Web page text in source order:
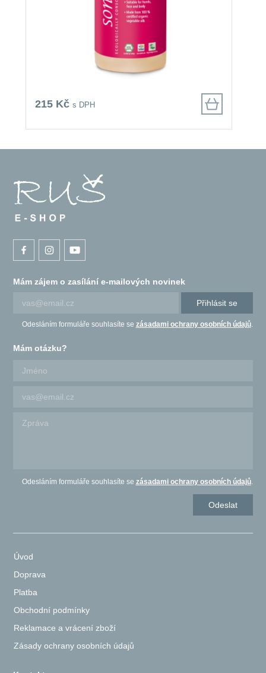
215 Kč s DPH
Mám zájem o zasílání e-mailových novinek
Přihlásit se
Odesláním formuláře souhlasíte se zásadami ochrany osobních údajů.
Mám otázku?
Odesláním formuláře souhlasíte se zásadami ochrany osobních údajů.
Úvod
Doprava
Platba
Obchodní podmínky
Reklamace a vrácení zboží
Zásady ochrany osobních údajů